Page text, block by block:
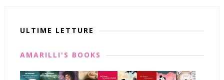
ULTIME LETTURE
AMARILLI'S BOOKS